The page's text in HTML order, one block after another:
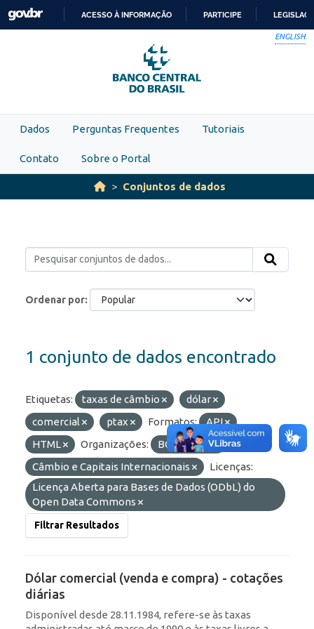
Skip to main content
PARA
O
CONTEÚDO
ACESSO À INFORMAÇÃO PARTICIPE
ENGLISH
Dados Perguntas Frequentes Tutoriais
Contato Sobre o Portal
Conjuntos de dados
Ordenar por
1 conjunto de dados encontrado
Etiquetas: taxas de câmbio
dólar
comercial
ptax Formatos:
API
HTML
Organizações: BCB/Depin
Grupos:
Câmbio e Capitais Internacionais
Licenças:
Licença Aberta para Bases de Dados (ODbL) do
Open Data Commons
Filtrar Resultados
Dólar comercial (venda e compra) - cotações
diárias
Disponível desde 28.11.1984, refere-se às taxas